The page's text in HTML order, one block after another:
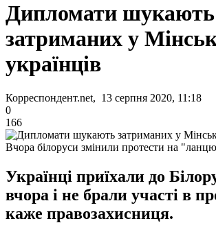
Дипломати шукають
затриманих у
українців
Корреспондент.net, 13 серпня 2020, 11:18
0
166
Вчора білоруси змінили протести на
Українці приїхали до
вчора і не брали участі в
каже правозахисниця.